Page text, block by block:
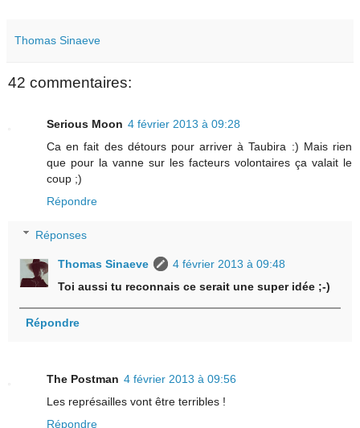
Thomas Sinaeve
42 commentaires:
Serious Moon 4 février 2013 à 09:28
Ca en fait des détours pour arriver à Taubira :) Mais rien
que pour la vanne sur les facteurs volontaires ça valait le
coup ;)
Répondre
Réponses
Thomas Sinaeve
4 février 2013 à 09:48
Toi aussi tu reconnais ce serait une super idée ;-)
Répondre
The Postman 4 février 2013 à 09:56
Les représailles vont être terribles !
Répondre